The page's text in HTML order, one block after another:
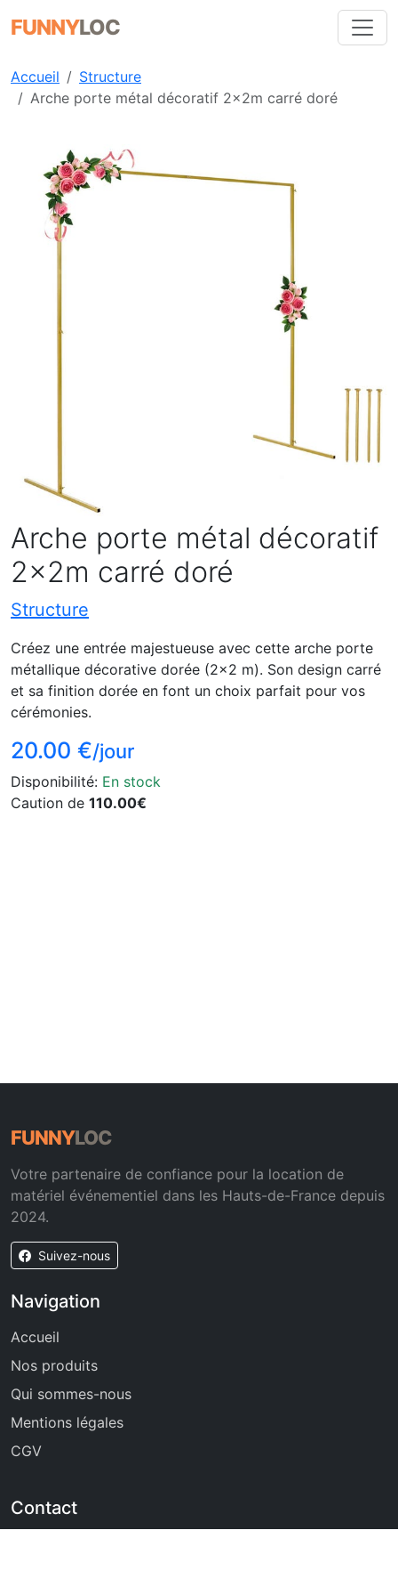
FUNNYLOC
Accueil
Structure
Arche porte métal décoratif 2x2m carré doré
Arche porte métal décoratif
2x2m carré doré
Structure
Créez une entrée majestueuse avec cette arche porte
métallique décorative dorée (2x2 m). Son design carré
et sa finition dorée en font un choix parfait pour vos
cérémonies.
20.00 €/jour
Disponibilité: En stock
Caution de 110.00€
FUNNYLOC
Votre partenaire de confiance pour la location de
matériel événementiel dans les Hauts-de-France depuis
2024.
Suivez-nous
Navigation
Accueil
Nos produits
Qui sommes-nous
Mentions légales
CGV
Contact